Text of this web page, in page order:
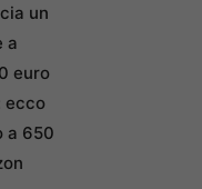
un
a
euro
ecco
a 650